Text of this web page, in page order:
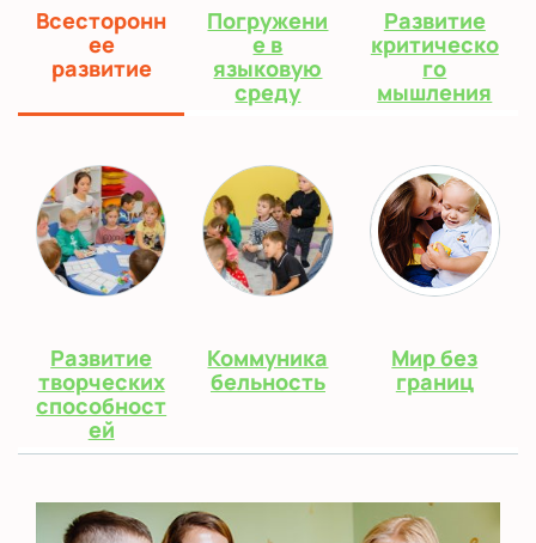
Всесторонн
ее
развитие
Погружени
е в
языковую
среду
Развитие
критическо
го
мышления
Развитие
творческих
способност
ей
Коммуника
бельность
Мир без
границ